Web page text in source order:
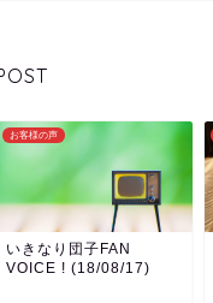
お客様の声
いきなり団子FAN
VOICE ! (18/08/17)